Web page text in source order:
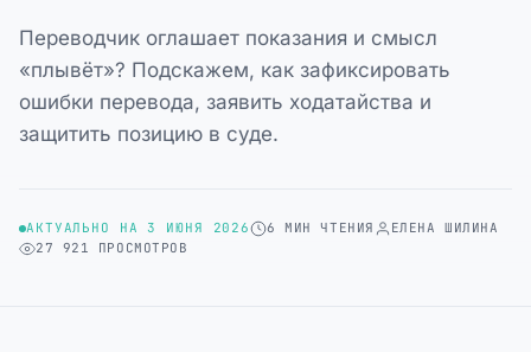
Переводчик оглашает показания и смысл
«плывёт»? Подскажем, как зафиксировать
ошибки перевода, заявить ходатайства и
защитить позицию в суде.
АКТУАЛЬНО НА 3 ИЮНЯ 2026 6 МИН ЧТЕНИЯ
ЕЛЕНА ШИЛИНА
27 921 ПРОСМОТРОВ